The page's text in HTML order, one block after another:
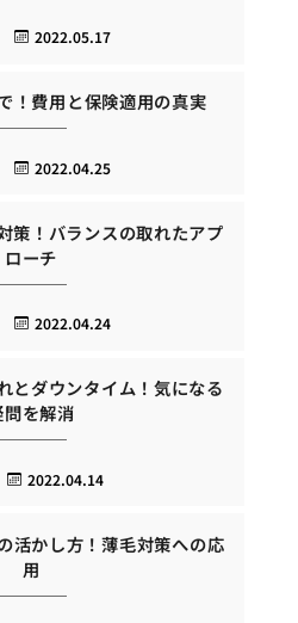
2022.05.17
！費用と保険適用の真実
2022.04.25
策！バランスの取れたアプ
ローチ
2022.04.24
とダウンタイム！気になる
問を解消
2022.04.14
活かし方！薄毛対策への応
用